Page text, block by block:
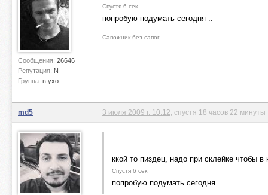
Сообщения: 26646
Репутация: N
Группа: в ухо
Спустя 6 сек.
попробую подумать сегодня ..
Сапожник без сапог
md5 3 июля 2009 г. 10:12 , спустя 18 часов 22 минуты
ккой то пиздец, надо при склейке чтобы
Спустя 6 сек.
попробую подумать сегодня ..